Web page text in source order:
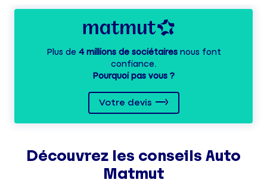
Plus de 4 millions de sociétairesnous font
confiance.
Pourquoi pas vous ?
Votre devis
Découvrez les conseils Auto
Matmut